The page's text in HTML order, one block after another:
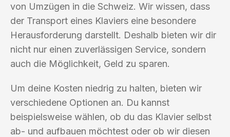
von Umzügen in die Schweiz. Wir wissen, dass
der Transport eines Klaviers eine besondere
Herausforderung darstellt. Deshalb bieten wir dir
nicht nur einen zuverlässigen Service, sondern
auch die Möglichkeit, Geld zu sparen.
Um deine Kosten niedrig zu halten, bieten wir
verschiedene Optionen an. Du kannst
beispielsweise wählen, ob du das Klavier selbst
ab- und aufbauen möchtest oder ob wir diesen